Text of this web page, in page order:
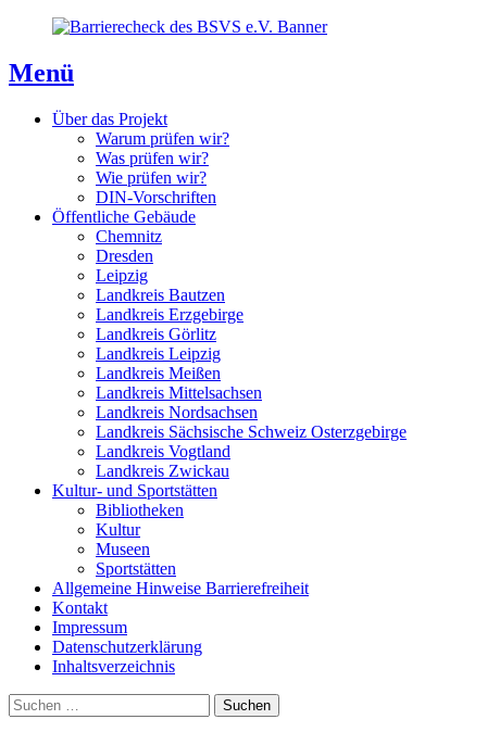
Inhaltsverzeichnis
Kontaktseite
Inhalt
Menü
Über das Projekt
Warum prüfen wir?
Was prüfen wir?
Wie prüfen wir?
DIN-Vorschriften
Öffentliche Gebäude
Chemnitz
Dresden
Leipzig
Landkreis Bautzen
Landkreis Erzgebirge
Landkreis Görlitz
Landkreis Leipzig
Landkreis Meißen
Landkreis Mittelsachsen
Landkreis Nordsachsen
Landkreis Sächsische Schweiz Osterzgebirge
Landkreis Vogtland
Landkreis Zwickau
Kultur- und Sportstätten
Bibliotheken
Kultur
Museen
Sportstätten
Allgemeine Hinweise Barrierefreiheit
Kontakt
Impressum
Datenschutzerklärung
Inhaltsverzeichnis
Suche
Suchen
nach: